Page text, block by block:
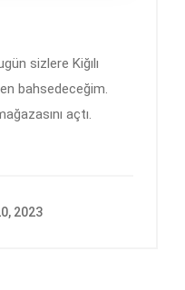
sizlere Kiğılı
bahsedeceğim.
açtı.
2023